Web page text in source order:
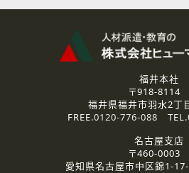
資料送付、受講相談に関するご連
その他、お問い合わせの内容に回
なお、ご連絡手段は、電話・Ｅメー
2.個人情報の第三者提供
ご提供いただいた個人情報は、法令等
3.個人情報の取り扱いの委託
弊社の定める個人情報保護の評価基準
福井本社
〒918-8114
福井県福井市羽水2丁
FREE.0120-776-088 TEL.
名古屋支店
〒460-0003
愛知県名古屋市中区錦1-